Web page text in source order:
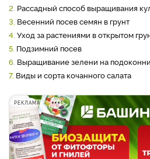
2. Рассадный способ выращивания
3. Весенний посев семян в грунт
4. Уход за растениями в открытом
5. Подзимний посев
6. Выращивание зелени на
7. Виды и сорта кочанного салата
РЕКЛАМА